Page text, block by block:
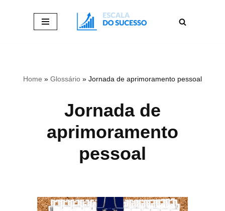
Home » Glossário » Jornada de aprimoramento pessoal
Jornada de
aprimoramento
pessoal